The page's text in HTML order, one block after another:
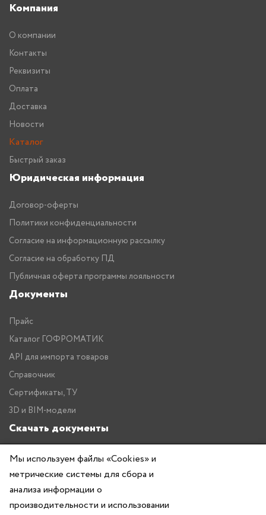
Компания
О компании
Контакты
Реквизиты
Оплата
Доставка
Новости
Каталог
Быстрый заказ
Юридическая информация
Договор-оферты
Политики конфиденциальности
Согласие на информационную рассылку
Согласие на обработку ПД
Публичная оферта программы лояльности
Документы
Прайс
Каталог ГОФРОМАТИК
API для импорта товаров
Справочник
Сертификаты, ТУ
3D и BIM-модели
Скачать документы
Прайс
Каталог ГОФРОМАТИК
Мы используем файлы «Cookies» и
метрические системы для сбора и
анализа информации о
производительности и использовании